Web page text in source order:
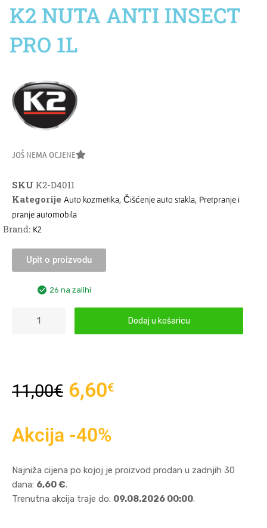
K2 NUTA ANTI INSECT
PRO 1L
JOŠ NEMA OCJENE
SKU K2-D4011
Kategorije Auto kozmetika, Čišćenje auto stakla, Pretpranje i
pranje automobila
Brand: K2
Upit o proizvodu
26 na zalihi
Dodaj u košaricu
11,00€ 6,60€
Akcija -40%
Najniža cijena po kojoj je proizvod prodan u zadnjih 30
dana: 6,60 €.
Trenutna akcija traje do: 09.08.2026 00:00.